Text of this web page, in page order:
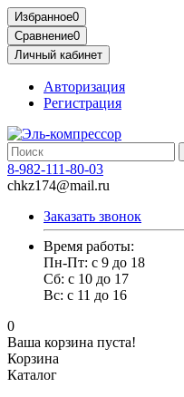
Избранное0
Сравнение0
Личный кабинет
Авторизация
Регистрация
8-982-111-80-03
chkz174@mail.ru
Заказать звонок
Время работы:
Пн-Пт: с 9 до 18
Сб: с 10 до 17
Вс: с 11 до 16
0
Ваша корзина пуста!
Корзина
Каталог